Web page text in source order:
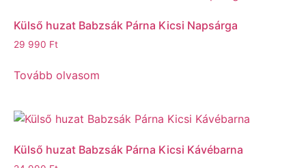
Külső huzat Babzsák Párna Kicsi Napsárga
29 990 Ft
Tovább olvasom
Külső huzat Babzsák Párna Kicsi Kávébarna